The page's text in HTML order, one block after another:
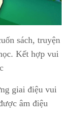
sách, truyện
Kết hợp vui
giai điệu vui
âm điệu